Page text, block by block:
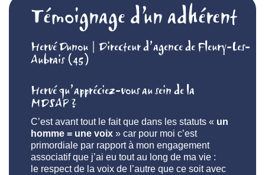
Témoignage d’un adhérent
Hervé Dunou | Directeur d’agence de Fleury-Les-
Aubrais (45)
Hervé qu’appréciez-vous au sein de la
MDSAP ?
C’est avant tout le fait que dans les statuts « un
homme = une voix » car pour moi c’est
primordiale par rapport à mon engagement
associatif que j’ai eu tout au long de ma vie :
le respect de la voix de l’autre que ce soit avec